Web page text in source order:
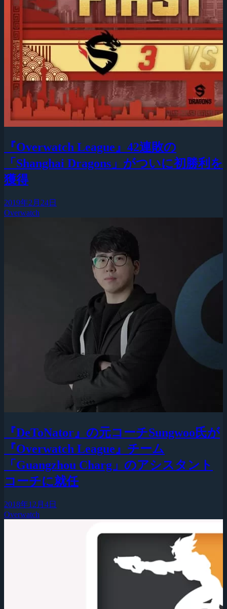
『Overwatch League』42連敗の
「Shanghai Dragons」がついに初勝利を
獲得
2019年2月24日
Overwatch
『DeToNator』の元コーチSungwoo氏が
『Overwatch League』チーム
「Guangzhou Charg」のアシスタント
コーチに就任
2018年12月4日
Overwatch